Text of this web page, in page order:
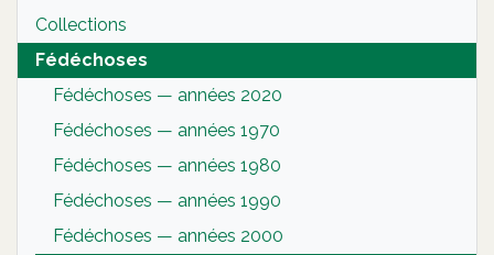
Collections
Fédéchoses
Fédéchoses — années 2020
Fédéchoses — années 1970
Fédéchoses — années 1980
Fédéchoses — années 1990
Fédéchoses — années 2000